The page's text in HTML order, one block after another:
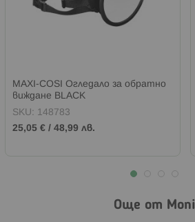
MAXI-COSI Огледало за обратно
виждане BLACK
SKU: 148783
25,05 € / 48,99 лв.
Още от Moni